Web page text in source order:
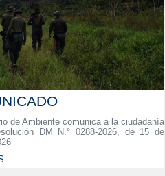
de Ambiente comunica a la ciudadanía
DM N.° 0288-2026, de 15 de